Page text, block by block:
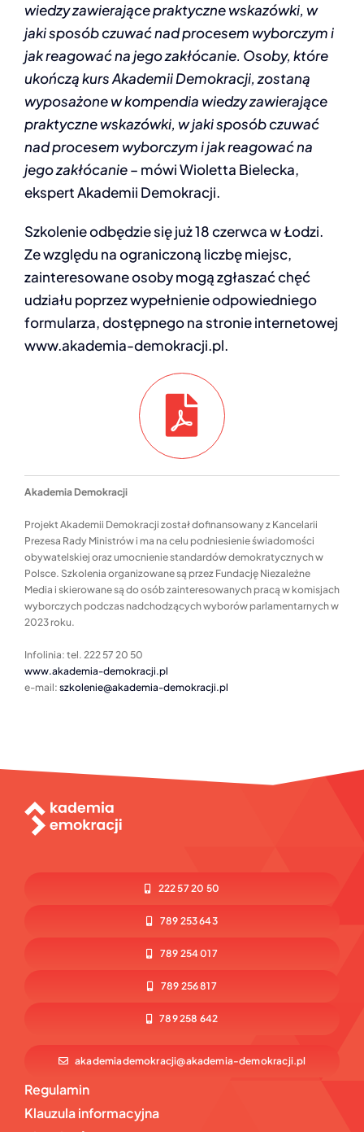
wiedzy zawierające praktyczne wskazówki, w
jaki sposób czuwać nad procesem wyborczym i
jak reagować na jego zakłócanie. Osoby, które
ukończą kurs Akademii Demokracji, zostaną
wyposażone w kompendia wiedzy zawierające
praktyczne wskazówki, w jaki sposób czuwać
nad procesem wyborczym i jak reagować na
jego zakłócanie– mówi Wioletta Bielecka,
ekspert Akademii Demokracji.
Szkolenie odbędzie się już 18 czerwca w Łodzi.
Ze względu na ograniczoną liczbę miejsc,
zainteresowane osoby mogą zgłaszać chęć
udziału poprzez wypełnienie odpowiedniego
formularza, dostępnego na stronie internetowej
www.akademia-demokracji.pl.
Akademia Demokracji
Projekt Akademii Demokracji został dofinansowany z Kancelarii
Prezesa Rady Ministrów i ma na celu podniesienie świadomości
obywatelskiej oraz umocnienie standardów demokratycznych w
Polsce. Szkolenia organizowane są przez Fundację Niezależne
Media i skierowane są do osób zainteresowanych pracą w komisjach
wyborczych podczas nadchodzących wyborów parlamentarnych w
2023 roku.
Infolinia: tel. 222 57 20 50
www.akademia-demokracji.pl
e-mail: szkolenie@akademia-demokracji.pl
222 57 20 50
789 253 643
789 254 017
789 256 817
789 258 642
akademiademokracji@akademia-demokracji.pl
Regulamin
Klauzula informacyjna